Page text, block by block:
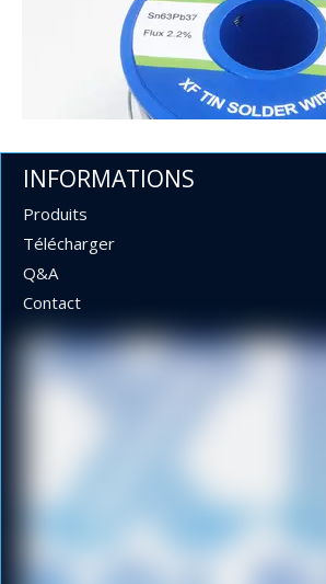
Diamètres de 1,0 mm, 1,2 mm, 1,6 mm
INFORMATIONS
Produits
Télécharger
Q&A
Contact